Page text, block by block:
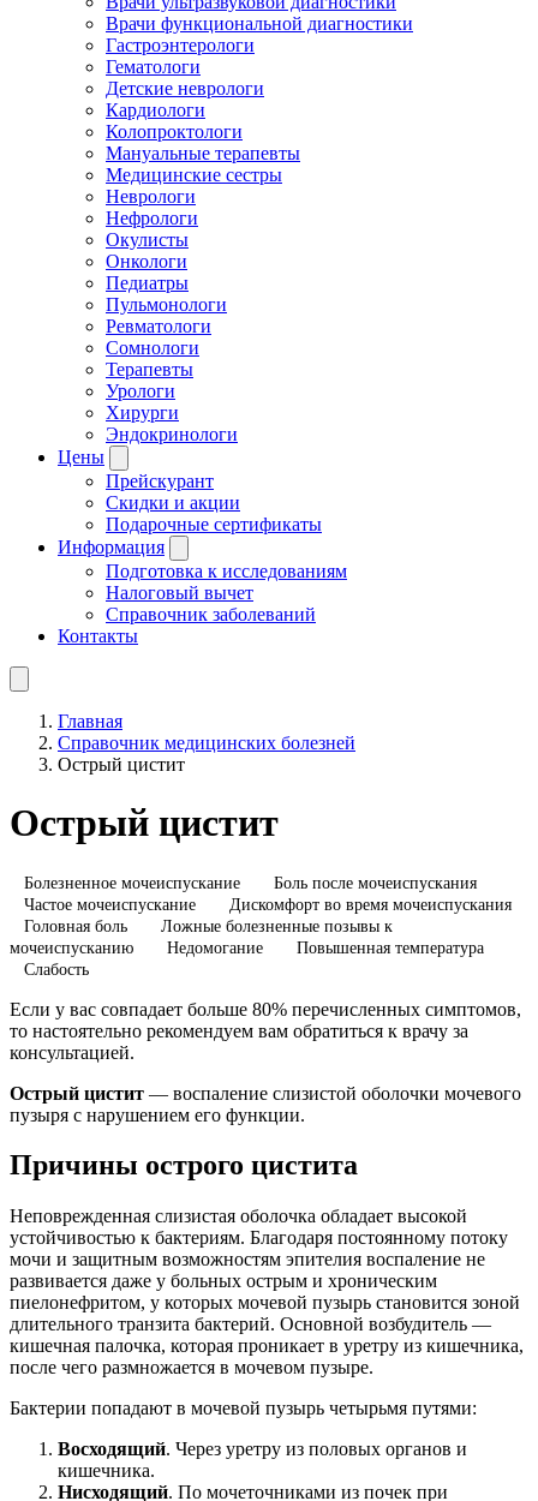
Врачи функциональной диагностики
Гастроэнтерологи
Гематологи
Детские неврологи
Кардиологи
Колопроктологи
Мануальные терапевты
Медицинские сестры
Неврологи
Нефрологи
Окулисты
Онкологи
Педиатры
Пульмонологи
Ревматологи
Сомнологи
Терапевты
Урологи
Хирурги
Эндокринологи
Цены
Прейскурант
Скидки и акции
Подарочные сертификаты
Информация
Подготовка к исследованиям
Налоговый вычет
Справочник заболеваний
Контакты
Главная
Справочник медицинских болезней
Острый цистит
Острый цистит
Болезненное мочеиспускание
Боль после мочеиспускания
Частое мочеиспускание
Дискомфорт во время мочеиспускания
Головная боль
Ложные болезненные позывы к
мочеиспусканию
Недомогание
Повышенная температура
Слабость
Если у вас совпадает больше 80% перечисленных симптомов,
то настоятельно рекомендуем вам обратиться к врачу за
консультацией.
Острый цистит — воспаление слизистой оболочки мочевого
пузыря с нарушением его функции.
Причины острого цистита
Неповрежденная слизистая оболочка обладает высокой
устойчивостью к бактериям. Благодаря постоянному потоку
мочи и защитным возможностям эпителия воспаление не
развивается даже у больных острым и хроническим
пиелонефритом, у которых мочевой пузырь становится зоной
длительного транзита бактерий. Основной возбудитель —
кишечная палочка, которая проникает в уретру из кишечника,
после чего размножается в мочевом пузыре.
Бактерии попадают в мочевой пузырь четырьмя путями:
Восходящий. Через уретру из половых органов и
кишечника.
Нисходящий. По мочеточниками из почек при